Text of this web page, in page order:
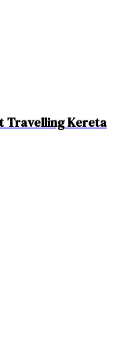
Travelling Kereta